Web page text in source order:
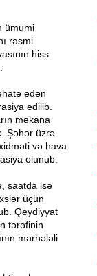
ümumi
rəsmi
hiss
edən
edilib.
məkana
Şəhər üzrə
və hava
olunub.
saatda isə
üçün
Qeydiyyat
tərəfinin
mərhələli